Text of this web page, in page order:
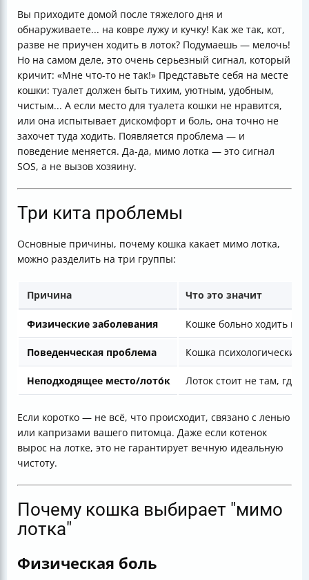
Вы приходите домой после тяжелого дня и
обнаруживаете... на ковре лужу и кучку! Как же так, кот,
разве не приучен ходить в лоток? Подумаешь — мелочь!
Но на самом деле, это очень серьезный сигнал, который
кричит: «Мне что-то не так!» Представьте себя на месте
кошки: туалет должен быть тихим, уютным, удобным,
чистым... А если место для туалета кошки не нравится,
или она испытывает дискомфорт и боль, она точно не
захочет туда ходить. Появляется проблема — и
поведение меняется. Да-да, мимо лотка — это сигнал
SOS, а не вызов хозяину.
Три кита проблемы
Основные причины, почему кошка какает мимо лотка,
можно разделить на три группы:
Причина Что это значит
Физические заболевания Кошке больно ходить в
Поведенческая проблема Кошка психологически
Неподходящее место/лото́к Лоток стоит не там, где
Если коротко — не всё, что происходит, связано с ленью
или капризами вашего питомца. Даже если котенок
вырос на лотке, это не гарантирует вечную идеальную
чистоту.
Почему кошка выбирает "мимо
лотка"
Физическая боль